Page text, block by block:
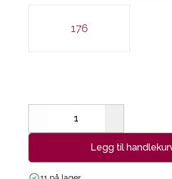
176
Decrease
Legg til